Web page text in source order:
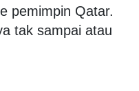
pemimpin Qatar.
tak sampai atau